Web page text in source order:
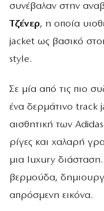
συνέβαλαν στην
Τζένερ, η οποία
jacket ως βασικό
style.
Σε μία από τις πιο
ένα δερμάτινο track
αισθητική των
ρίγες και χαλαρή
μια luxury διάσταση.
βερμούδα,
απρόσμενη εικόνα.